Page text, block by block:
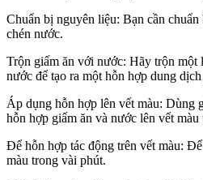
Chuẩn bị nguyên liệu: Bạn cần
chén nước.
Trộn giấm ăn với nước: Hãy trộn một
nước để tạo ra một hỗn hợp dung
Áp dụng hỗn hợp lên vết màu: Dùng
hỗn hợp giấm ăn và nước lên vết màu
Để hỗn hợp tác động trên vết màu:
màu trong vài phút.